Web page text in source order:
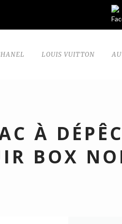
LOUIS VUITTON
À
BOX